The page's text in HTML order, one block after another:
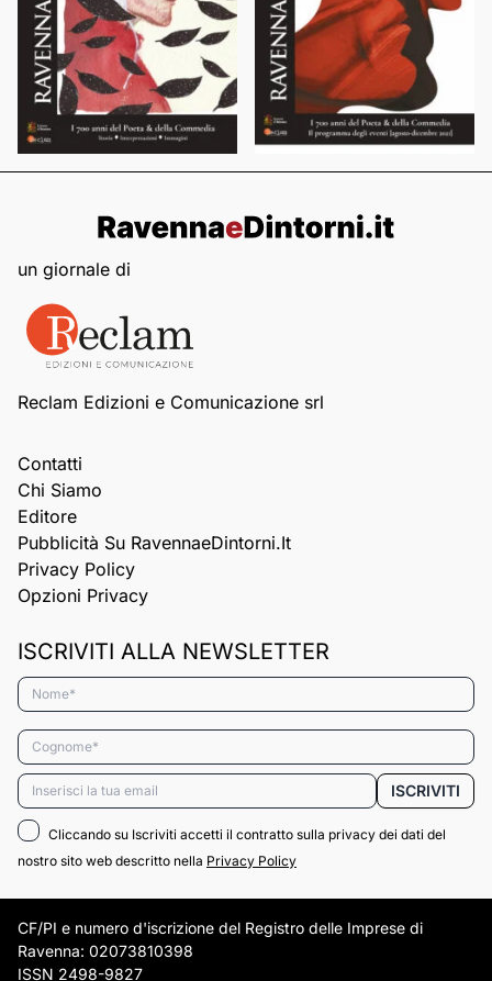
un giornale di
Reclam Edizioni e Comunicazione srl
Contatti
Chi Siamo
Editore
Pubblicità Su RavennaeDintorni.it
Privacy Policy
Opzioni Privacy
ISCRIVITI ALLA NEWSLETTER
Nome*
Cognome*
Email* ISCRIVITI
Cliccando su Iscriviti accetti il contratto sulla privacy dei dati del
nostro sito web descritto nella Privacy Policy
CF/PI e numero d'iscrizione del Registro delle Imprese di
Ravenna: 02073810398
ISSN 2498-9827